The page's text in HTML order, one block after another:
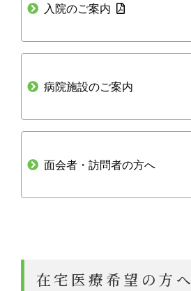
入院のご案内
病院施設のご案内
面会者・訪問者の方へ
在宅医療希望の方へ